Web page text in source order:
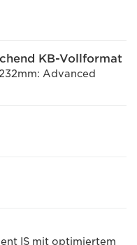
KB-Vollformat
Advanced
IS mit optimiertem